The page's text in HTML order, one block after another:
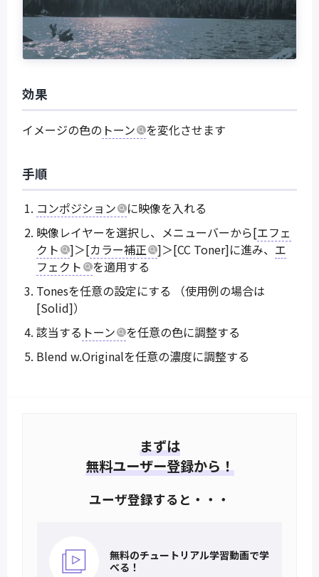
効果
イメージの色の トーン を変化させます
手順
コンポジション
に映像を入れる
映像レイヤーを選択し、メニューバーから[エフェ
クト
]＞[カラー補正 ]＞[CC Toner]に進み、 エ
フェクト
を適用する
Tonesを任意の設定にする （使用例の場合は
[Solid]）
該当する トーン
を任意の色に調整する
Blend w.Originalを任意の濃度に調整する
まずは
無料ユーザー登録から！
ユーザ登録すると・・・
無料のチュートリアル学習動画で学
べる！